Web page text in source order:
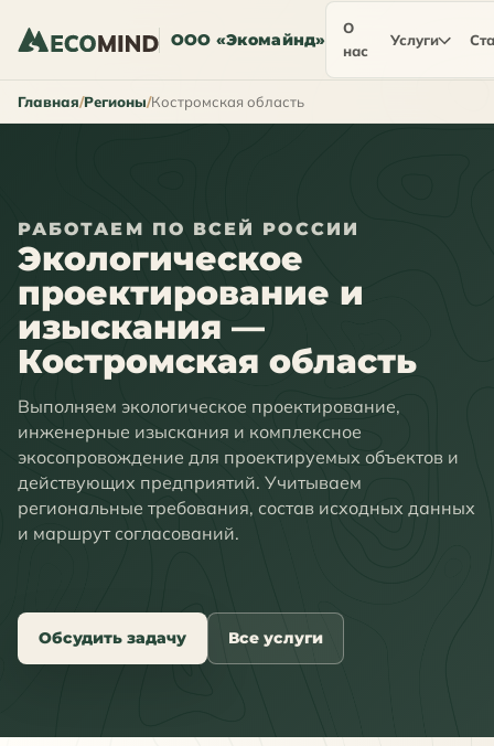
ООО «Экомайнд»
О
нас
Услуги
Главная Регионы Костромская область
РАБОТАЕМ ПО ВСЕЙ РОССИИ
Экологическое
проектирование и
изыскания —
Костромская область
Выполняем экологическое проектирование,
инженерные изыскания и комплексное
экосопровождение для проектируемых объектов и
действующих предприятий. Учитываем
региональные требования, состав исходных данных
и маршрут согласований.
Обсудить задачу Все услуги